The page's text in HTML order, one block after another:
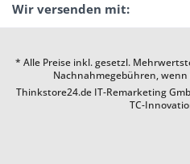
Wir versenden mit:
* Alle Preise inkl. gesetzl.
Nachnahmegebühren,
Thinkstore24.de IT-Remarketing
TC-